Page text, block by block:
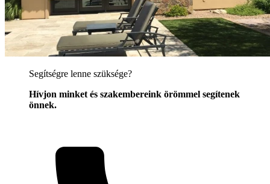
Segítségre lenne szüksége?
Hívjon minket és szakembereink örömmel segítenek
önnek.